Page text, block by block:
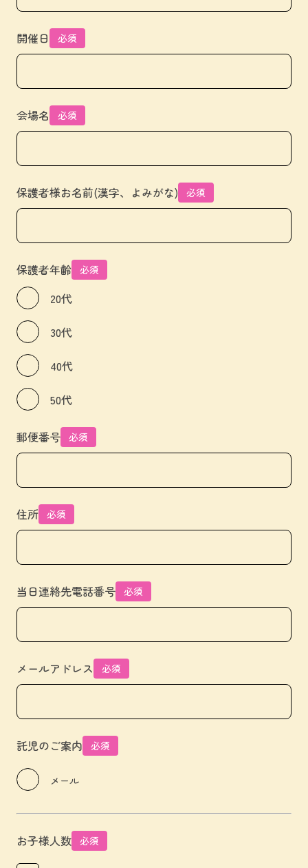
開催日 必須
会場名 必須
保護者様お名前(漢字、よみがな) 必須
保護者年齢 必須
20代
30代
40代
50代
郵便番号 必須
住所 必須
当日連絡先電話番号 必須
メールアドレス 必須
託児のご案内 必須
メール
お子様人数 必須